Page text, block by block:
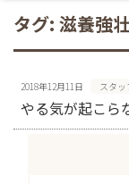
タグ: 滋養強
2018年12月11日 スタ
やる気が起こ